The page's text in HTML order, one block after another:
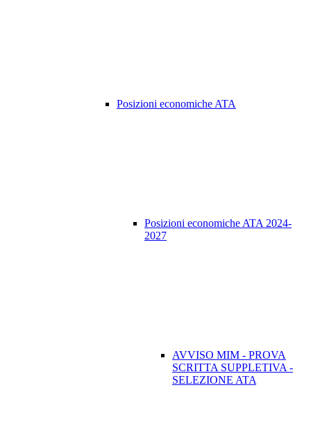
Posizioni economiche ATA
Posizioni economiche ATA 2024-
2027
AVVISO MIM - PROVA
SCRITTA SUPPLETIVA -
SELEZIONE ATA